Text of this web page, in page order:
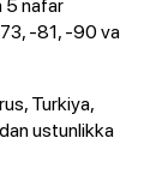
-81, -90 va
Turkiya,
ustunlikka